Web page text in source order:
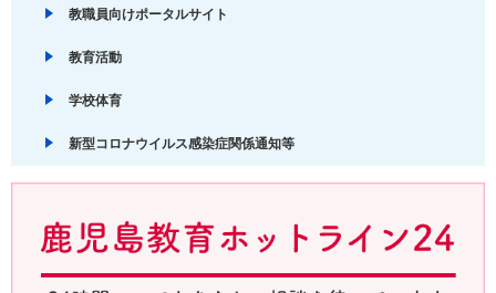
教職員向けポータルサイト
教育活動
学校体育
新型コロナウイルス感染症関係通知等